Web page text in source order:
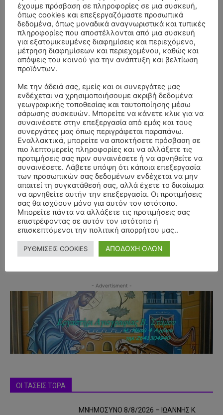
- Advertisment -
- Advertisment -
ΟΙ ΤΑΣΕΙΣ ΤΩΡΑ
ΜΝΗΜΟΣΥΝΟ 8/8/2026 – ΙΩΑΝΝΗΣ Κ.
έχουμε πρόσβαση σε πληροφορίες σε μια συσκευή,
όπως cookies και επεξεργαζόμαστε προσωπικά
δεδομένα, όπως μοναδικά αναγνωριστικά και τυπικές
πληροφορίες που αποστέλλονται από μια συσκευή
για εξατομικευμένες διαφημίσεις και περιεχόμενο,
μέτρηση διαφημίσεων και περιεχομένου, καθώς και
απόψεις του κοινού για την ανάπτυξη και βελτίωση
προϊόντων.
Με την άδειά σας, εμείς και οι συνεργάτες μας
ενδέχεται να χρησιμοποιήσουμε ακριβή δεδομένα
γεωγραφικής τοποθεσίας και ταυτοποίησης μέσω
σάρωσης συσκευών. Μπορείτε να κάνετε κλικ για να
συναινέσετε στην επεξεργασία από εμάς και τους
συνεργάτες μας όπως περιγράφεται παραπάνω.
Εναλλακτικά, μπορείτε να αποκτήσετε πρόσβαση σε
πιο λεπτομερείς πληροφορίες και να αλλάξετε τις
προτιμήσεις σας πριν συναινέσετε ή να αρνηθείτε να
συναινέσετε. Λάβετε υπόψη ότι κάποια επεξεργασία
των προσωπικών σας δεδομένων ενδέχεται να μην
απαιτεί τη συγκατάθεσή σας, αλλά έχετε το δικαίωμα
να αρνηθείτε αυτήν την επεξεργασία. Οι προτιμήσεις
σας θα ισχύουν μόνο για αυτόν τον ιστότοπο.
Μπορείτε πάντα να αλλάξετε τις προτιμήσεις σας
επιστρέφοντας σε αυτόν τον ιστότοπο ή
επισκεπτόμενοι την πολιτική απορρήτου μας..
ΡΥΘΜΙΣΕΙΣ COOKIES ΑΠΟΔΟΧΗ ΟΛΩΝ